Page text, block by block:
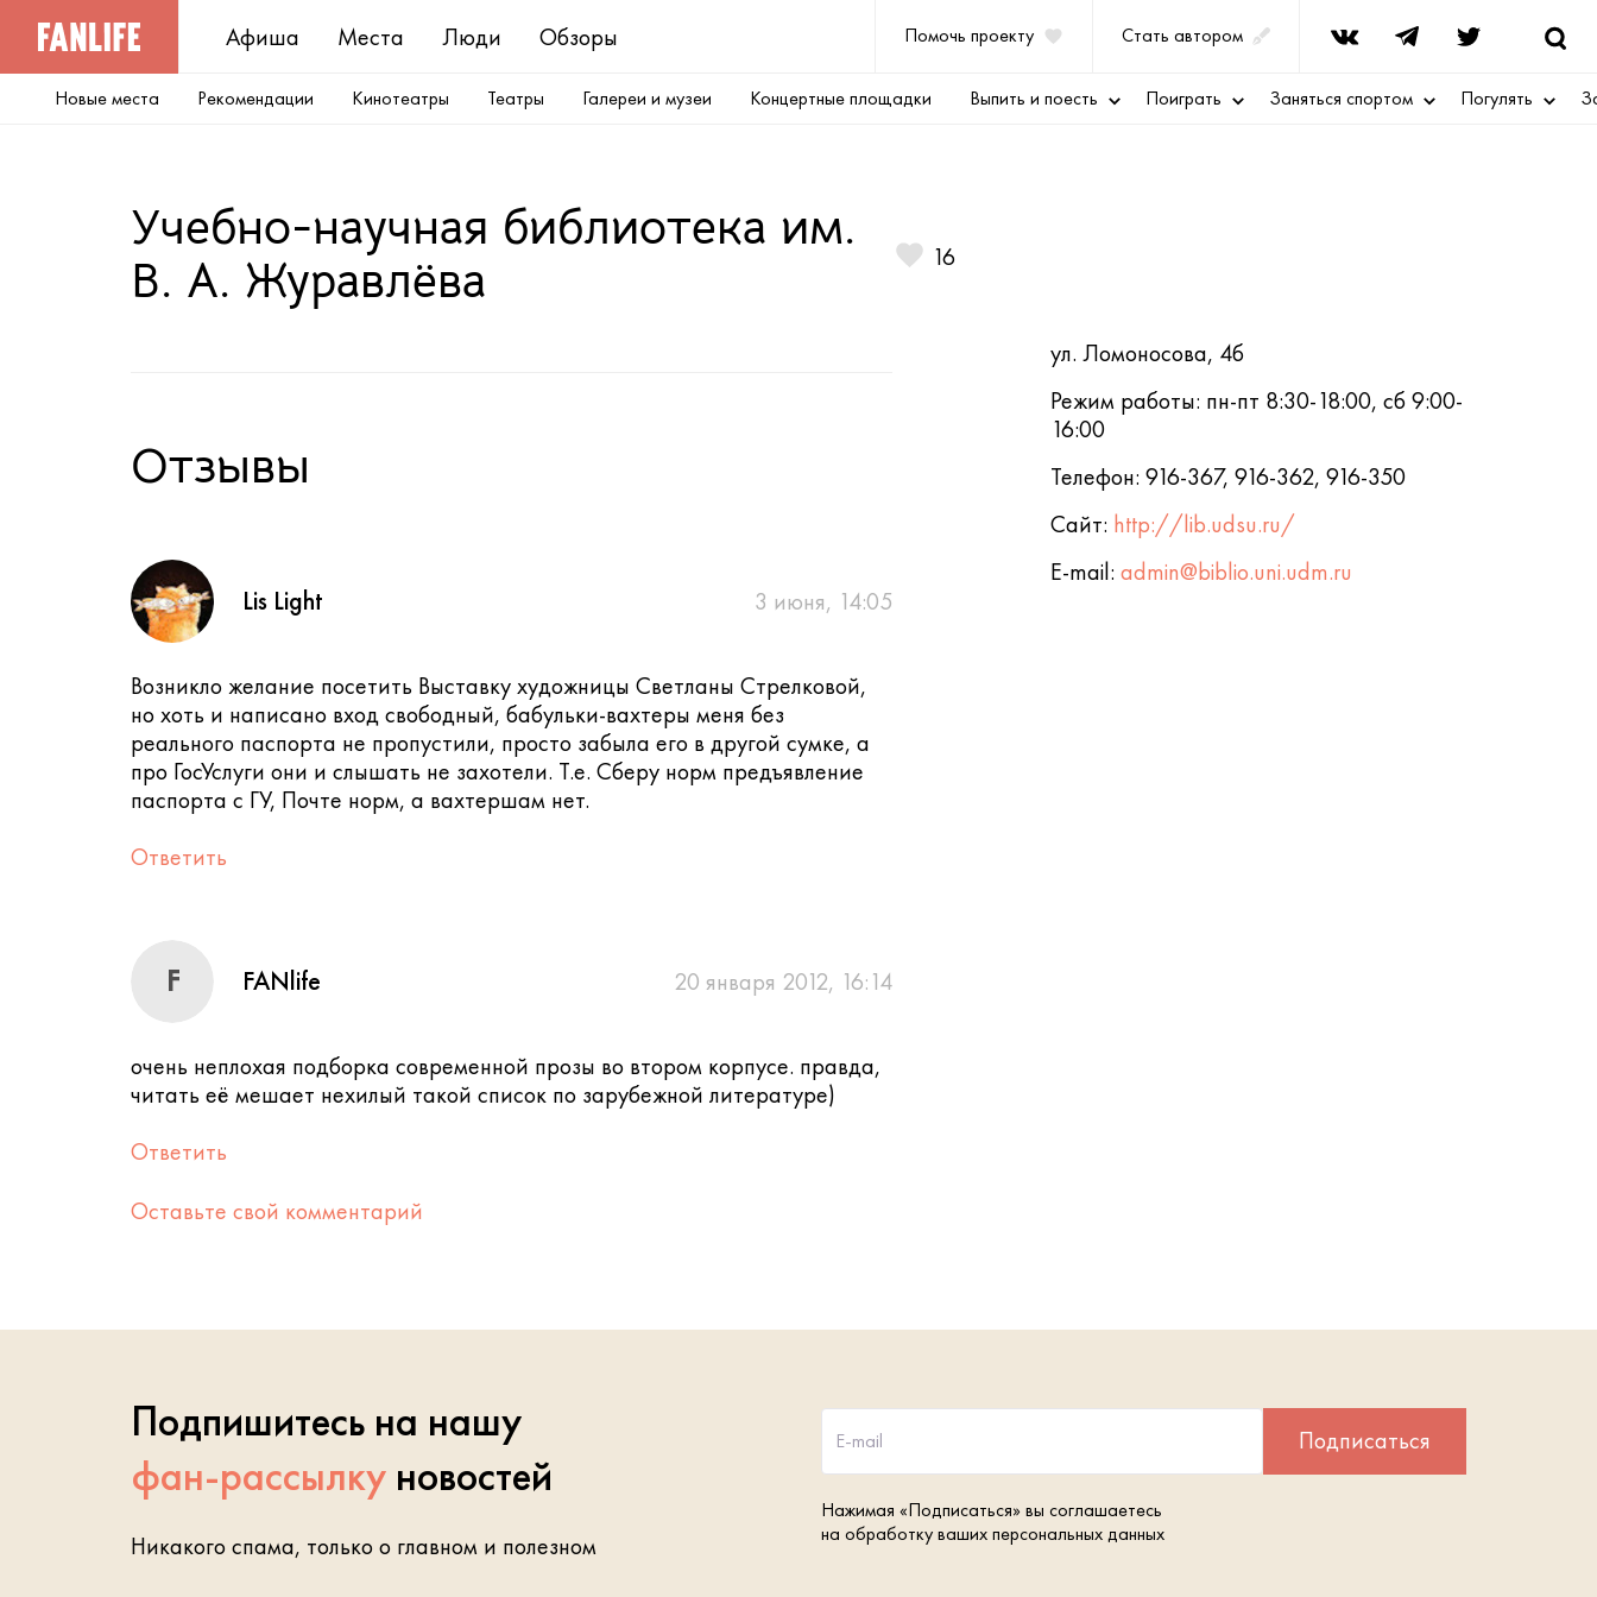
Афиша Места Люди Обзоры Помочь проекту Стать автором
Новые места Рекомендации Кинотеатры Театры Галереи и музеи Концертные площадки Выпить и поесть Поиграть Заняться спортом Погулять
Учебно-научная библиотека им.
В. А. Журавлёва
16
ул. Ломоносова, 4б
Режим работы: пн-пт 8:30-18:00, сб 9:00-
16:00
Телефон: 916-367, 916-362, 916-350
Сайт: http://lib.udsu.ru/
E-mail: admin@biblio.uni.udm.ru
Отзывы
Lis Light 3 июня, 14:05
Возникло желание посетить Выставку художницы Светланы Стрелковой,
но хоть и написано вход свободный, бабульки-вахтеры меня без
реального паспорта не пропустили, просто забыла его в другой сумке, а
про ГосУслуги они и слышать не захотели. Т.е. Сберу норм предъявление
паспорта с ГУ, Почте норм, а вахтершам нет.
Ответить
F FANlife 20 января 2012, 16:14
очень неплохая подборка современной прозы во втором корпусе. правда,
читать её мешает нехилый такой список по зарубежной литературе)
Ответить
Оставьте свой комментарий
Подпишитесь на нашу
фан-рассылку новостей
Никакого спама, только о главном и полезном
E-mail Подписаться
Нажимая «Подписаться» вы соглашаетесь
на обработку ваших персональных данных